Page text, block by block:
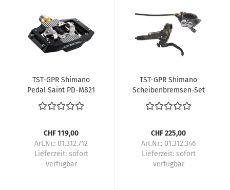
TST-GPR Shimano
Pedal Saint PD-M821
CHF 119,00
Art.Nr.: 01.312.712
Lieferzeit: sofort
verfügbar
TST-GPR Shimano
Scheibenbremsen-Set
VORNE BL-M820 mit
BR-M820
CHF 225,00
Art.Nr.: 01.312.346
Lieferzeit: sofort
verfügbar